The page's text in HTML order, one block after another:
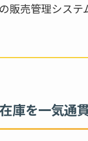
販売管理シス
庫を一気通